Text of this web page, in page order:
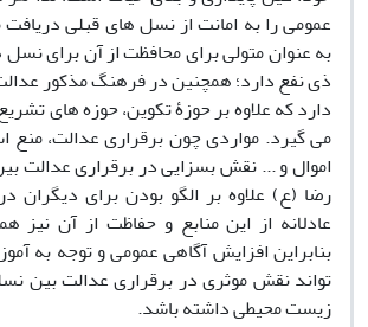
عمومی را به امانت از نسل­ های قبلی
به­ عنوان متولی برای محافظت از آن برای نسل­
ذی نفع دارد؛ همچنین در فرهنگ مذکور
دارد که علاوه بر حوزۀ تکوین، حوزه ­های
می­ گیرد. مواردی چون برقراری عدالت، منع
اموال و ... نقش بسزایی در برقراری عدالت
رضا (ع) علاوه بر الگو بودن برای دیگران
عادلانه از این منابع و حفاظت از آن نیز
تواند نقش موثری در برقراری عدالت بین
زیست محیطی داشته باشد.